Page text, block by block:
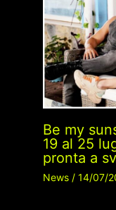
Be my
19 al 25
pronta a
News/ 14/07/